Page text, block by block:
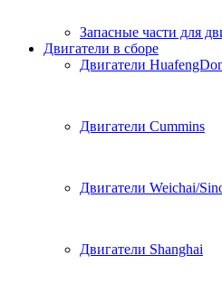
Запасные части для
Двигатели в сборе
Двигатели
Двигатели Cummins
Двигатели Weichai/
Двигатели Shanghai